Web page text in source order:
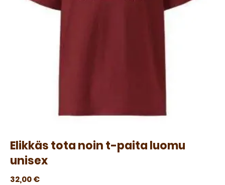
Elikkäs tota noin t-paita luomu
unisex
32,00€